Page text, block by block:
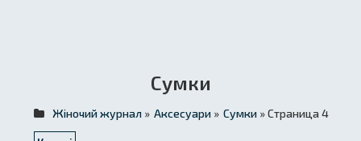
Сумки
Жіночий журнал » Аксесуари » Сумки » Страница 4